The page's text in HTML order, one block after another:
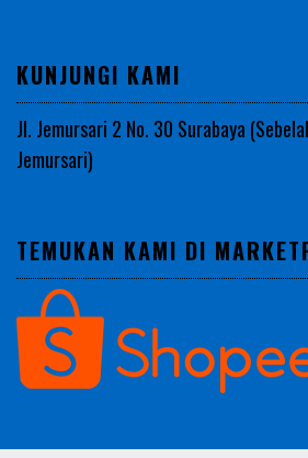
KUNJUNGI KAMI
Jl. Jemursari 2 No. 30 Surabaya
Jemursari)
TEMUKAN KAMI DI